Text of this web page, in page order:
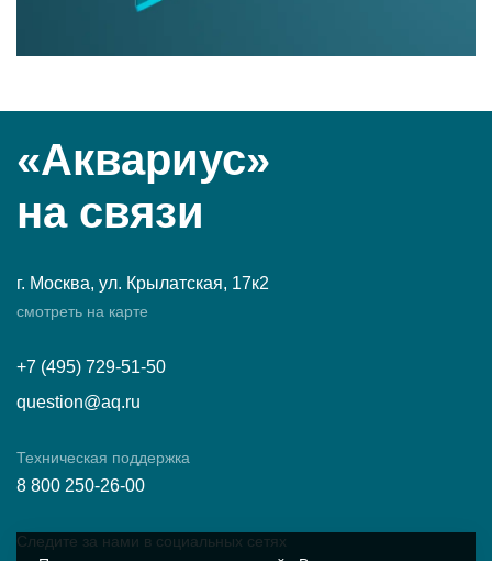
«Аквариус»
на связи
г. Москва, ул. Крылатская, 17к2
смотреть на карте
+7 (495) 729-51-50
question@aq.ru
Техническая поддержка
8 800 250-26-00
Следите за нами в социальных сетях